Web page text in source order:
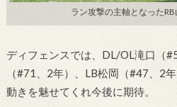
ラン攻撃の主軸となったRB
ディフェンスでは、DL/OL滝口（
（#71、2年）、LB松岡（#47、2
動きを魅せてくれ今後に期待。